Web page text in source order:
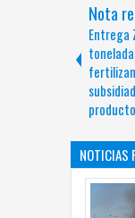
Nota
Entrega
NOTICIAS